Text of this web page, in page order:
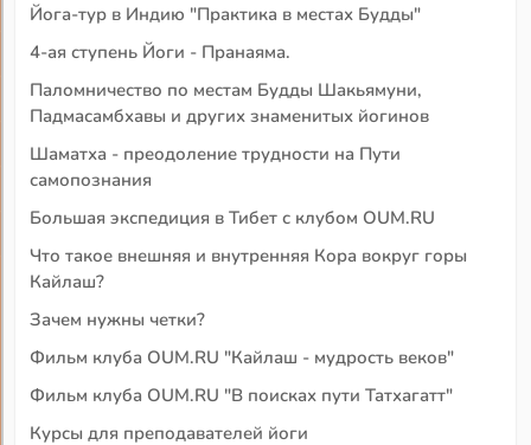
Йога-тур в Индию "Практика в местах Будды"
4-ая ступень Йоги - Пранаяма.
Паломничество по местам Будды Шакьямуни,
Падмасамбхавы и других знаменитых йогинов
Шаматха - преодоление трудности на Пути
самопознания
Большая экспедиция в Тибет с клубом OUM.RU
Что такое внешняя и внутренняя Кора вокруг горы
Кайлаш?
Зачем нужны четки?
Фильм клуба OUM.RU "Кайлаш - мудрость веков"
Фильм клуба OUM.RU "В поисках пути Татхагатт"
Курсы для преподавателей йоги